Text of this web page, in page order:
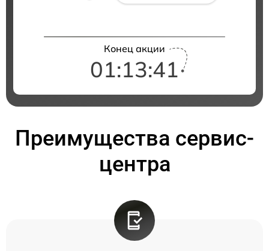
Конец акции
01:13:41
Преимущества сервис-
центра